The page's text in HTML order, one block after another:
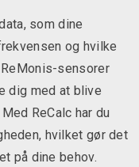
som dine
og hvilke
sensorer
dig med at blive
ReCalc har du
hvilket gør det
på dine behov.